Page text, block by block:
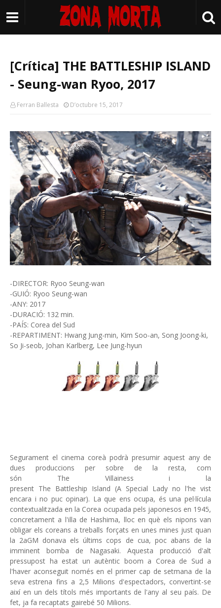
[Crítica] THE BATTLESHIP ISLAND
- Seung-wan Ryoo, 2017
Ferran Ballesta D’octubre 15, 2017
-DIRECTOR: Ryoo Seung-wan
-GUIÓ: Ryoo Seung-wan
-ANY: 2017
-DURACIÓ: 132 min.
-PAÍS: Corea del Sud
-REPARTIMENT: Hwang Jung-min, Kim Soo-an, Song Joong-ki,
So Ji-seob, Johan Karlberg, Lee Jung-hyun
Segurament el cinema coreà podrà presumir aquest any de
dues produccions per sobre de la resta, com
són The Villainess i la
present The Battleship Island (A Special Lady no l'he vist
encara i no puc opinar). La que ens ocupa, és una pel·lícula
contextualitzada en la Corea ocupada pels japonesos en 1945,
concretament a l'illa de Hashima, lloc en què els nipons van
obligar els coreans a treballs forçats en unes mines just quan
la 2aGM donava els últims cops de cua, poc abans de la
imminent bomba de Nagasaki. Aquesta producció d'alt
pressupost ha estat un autèntic boom a Corea de Sud a
l'haver aconseguit només en el primer cap de setmana de la
seva estrena fins a 2,5 Milions d'espectadors, convertint-se
així en un dels títols més importants de l'any al seu país. De
fet, ja fa recaptats gairebé 50 Milions.